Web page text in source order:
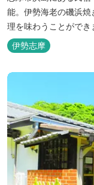
能。伊勢海老の磯浜
理を味わうことができ
伊勢志摩